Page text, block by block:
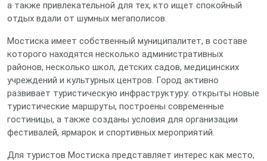
а также привлекательной для тех, кто ищет спокойный
отдых вдали от шумных мегаполисов.
Мостиска имеет собственный муниципалитет, в составе
которого находятся несколько административных
районов, несколько школ, детских садов, медицинских
учреждений и культурных центров. Город активно
развивает туристическую инфраструктуру: открыты новые
туристические маршруты, построены современные
гостиницы, а также созданы условия для организации
фестивалей, ярмарок и спортивных мероприятий.
Для туристов Мостиска представляет интерес как место,